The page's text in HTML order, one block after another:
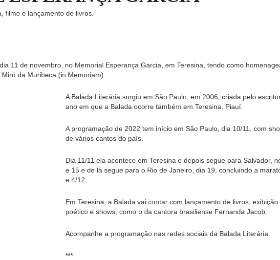
filme e lançamento de livros.
11 de novembro, no Memorial Esperança Garcia, em Teresina, tendo como
da Muribeca (in Memoriam).
A Balada Literária surgiu em São Paulo, em 2006, criada pelo
ano em que a Balada ocorre também em Teresina, Piauí.
A programação de 2022 tem início em São Paulo, dia 10/11, com
de vários cantos do país.
Dia 11/11 ela acontece em Teresina e depois segue para Salvador,
e 15 e de lá segue para o Rio de Janeiro, dia 19, concluindo a
e 4/12.
Em Teresina, a Balada vai contar com lançamento de livros,
poético e shows, como o da cantora brasiliense Fernanda Jacob.
Acompanhe a programação nas redes sociais da Balada Literária.
***